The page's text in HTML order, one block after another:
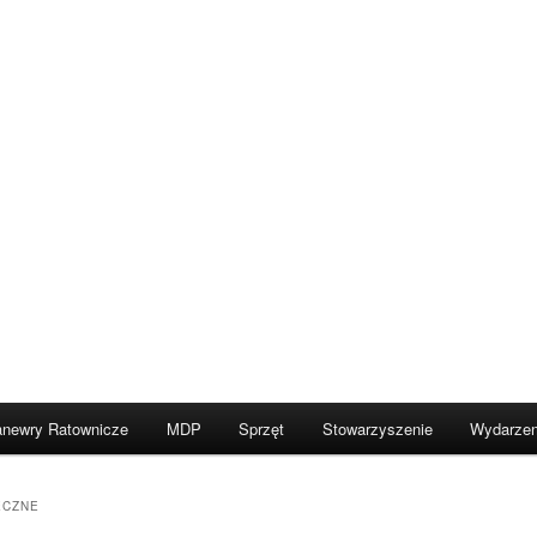
Ratownicze MDP Sprzęt Stowarzyszenie